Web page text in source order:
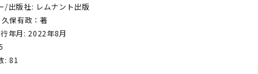
/出版社: レムナント出版
保有政：著
年月: 2022年8月
: 81